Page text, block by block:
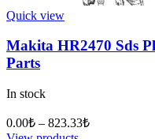
Quick view
Makita HR2470 Sds
Parts
In stock
0.00₺ – 823.33₺